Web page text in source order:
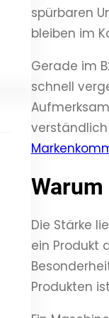
spürbaren
bleiben im
Gerade im
schnell
Die Stärke
ein Produkt
Produkten